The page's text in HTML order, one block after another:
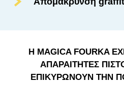
Η MAGICA FOURKA
ΑΠΑΡΑΙΤΗΤΕΣ
ΕΠΙΚΥΡΩΝΟΥΝ ΤΗΝ